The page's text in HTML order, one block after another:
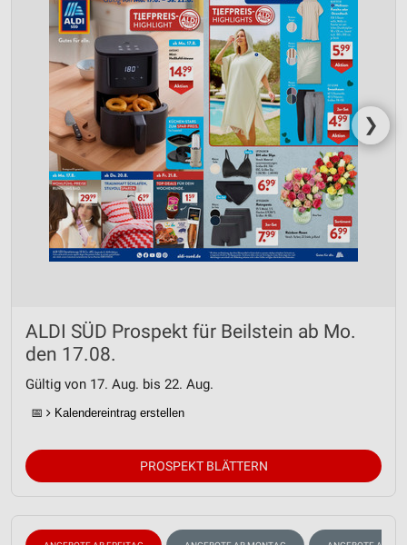
❯
ALDI SÜD Prospekt für Beilstein ab Mo.
den 17.08.
Gültig von 17. Aug. bis 22. Aug.
📅 Kalendereintrag erstellen
PROSPEKT BLÄTTERN